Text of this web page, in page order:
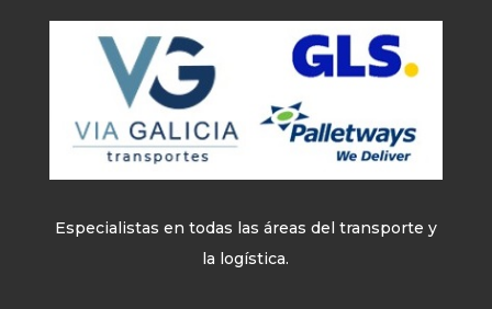
Especialistas en todas las áreas del transporte y
la logística.